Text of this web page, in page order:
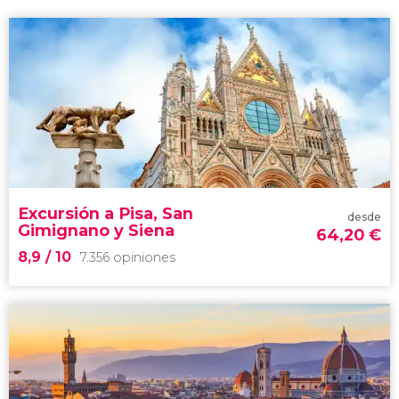
Excursión a Pisa, San
Gimignano y Siena
8,9 / 10 7.356 opiniones
desde
64,20 €
8,9


7.356 opiniones